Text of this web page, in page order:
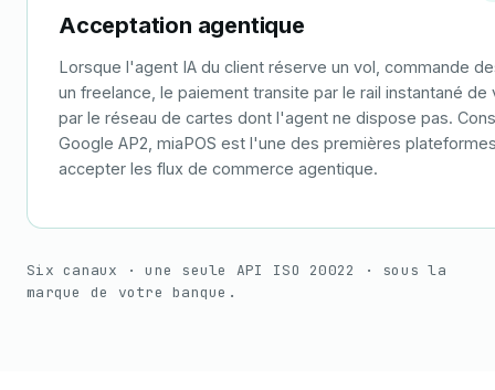
Acceptation agentique
Lorsque l'agent IA du client réserve un vol, commande
un freelance, le paiement transite par le rail instantané
par le réseau de cartes dont l'agent ne dispose pas.
Google AP2, miaPOS est l'une des premières
accepter les flux de commerce agentique.
Six canaux · une seule API ISO 20022 · sous la
marque de votre banque.